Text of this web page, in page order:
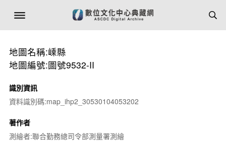
地圖名稱:嵊縣
地圖編號:圖號9532-II
識別資訊
資料識別碼:map_ihp2_30530104053202
著作者
測繪者:聯合勤務總司令部測量署測繪